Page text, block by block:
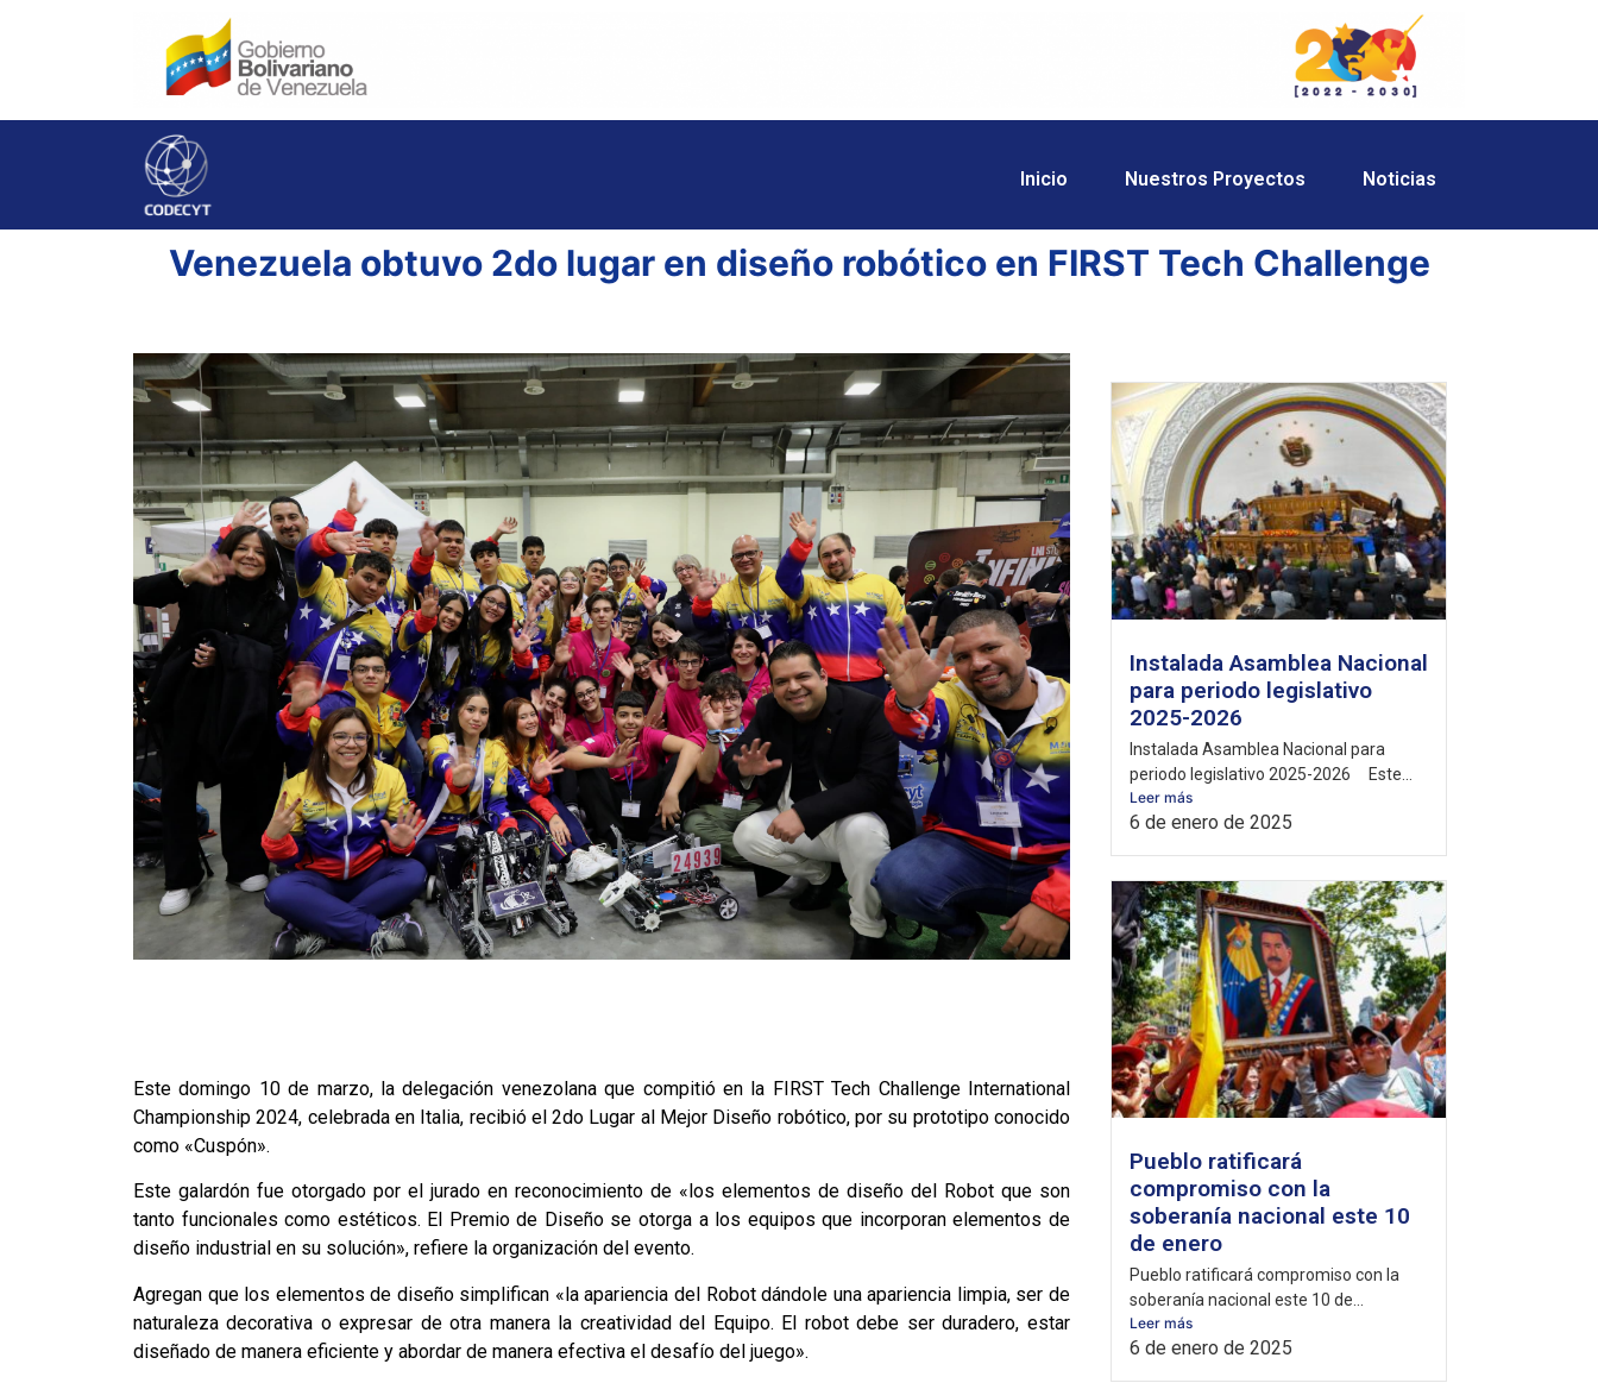
Inicio Nuestros Proyectos Noticias
Venezuela obtuvo 2do lugar en diseño robótico en FIRST Tech Challenge
Este domingo 10 de marzo, la delegación venezolana que compitió en la FIRST Tech Challenge International
Championship 2024, celebrada en Italia, recibió el 2do Lugar al Mejor Diseño robótico, por su prototipo conocido
como «Cuspón».
Este galardón fue otorgado por el jurado en reconocimiento de «los elementos de diseño del Robot que son
tanto funcionales como estéticos. El Premio de Diseño se otorga a los equipos que incorporan elementos de
diseño industrial en su solución», refiere la organización del evento.
Agregan que los elementos de diseño simplifican «la apariencia del Robot dándole una apariencia limpia, ser de
naturaleza decorativa o expresar de otra manera la creatividad del Equipo. El robot debe ser duradero, estar
diseñado de manera eficiente y abordar de manera efectiva el desafío del juego».
Instalada Asamblea Nacional
para periodo legislativo
2025-2026
Instalada Asamblea Nacional para
periodo legislativo 2025-2026 Este...
Leer más
6 de enero de 2025
Pueblo ratificará
compromiso con la
soberanía nacional este 10
de enero
Pueblo ratificará compromiso con la
soberanía nacional este 10 de...
Leer más
6 de enero de 2025